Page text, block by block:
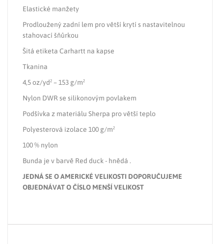
Elastické manžety
Prodloužený zadní lem pro větší krytí s nastavitelnou
stahovací šňůrkou
Šitá etiketa Carhartt na kapse
Tkanina
4,5 oz/yd² – 153 g/m²
Nylon DWR se silikonovým povlakem
Podšívka z materiálu Sherpa pro větší teplo
Polyesterová izolace 100 g/m²
100 % nylon
Bunda je v barvě Red duck - hnědá .
JEDNÁ SE O AMERICKÉ VELIKOSTI DOPORUČUJEME
OBJEDNÁVAT O ČÍSLO MENŠÍ VELIKOST